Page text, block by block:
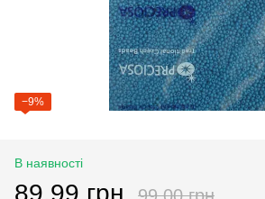
−9%
В наявності
89.99 грн 99.00 грн